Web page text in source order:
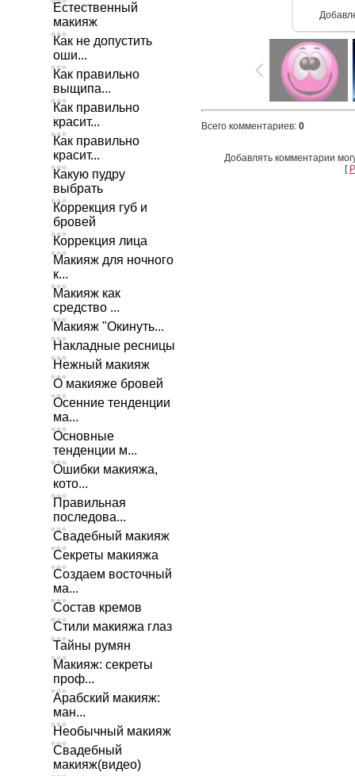
Естественный
макияж
Как не допустить
оши...
Как правильно
выщипа...
Как правильно
красит...
Как правильно
красит...
Какую пудру
выбрать
Коррекция губ и
бровей
Коррекция лица
Макияж для ночного
к...
Макияж как
средство ...
Макияж "Окинуть...
Накладные ресницы
Нежный макияж
О макияже бровей
Осенние тенденции
ма...
Основные
тенденции м...
Ошибки макияжа,
кото...
Правильная
последова...
Свадебный макияж
Секреты макияжа
Создаем восточный
ма...
Состав кремов
Стили макияжа глаз
Тайны румян
Макияж: секреты
проф...
Арабский макияж:
ман...
Необычный макияж
Свадебный
макияж(видео)
Всего комментариев: 0
Добавлять комментарии
[